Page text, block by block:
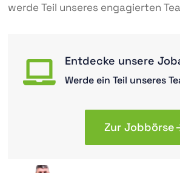
werde Teil unseres engagierten
Entdecke unsere
Werde ein Teil unseres
Zur Jobbörse